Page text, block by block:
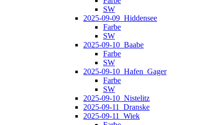
SW
2025-09-09_Hiddensee
Farbe
SW
2025-09-10_Baabe
Farbe
SW
2025-09-10_Hafen_Gager
Farbe
SW
2025-09-10_Nistelitz
2025-09-11_Dranske
2025-09-11_Wiek